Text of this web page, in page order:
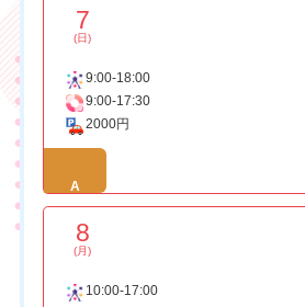
7
(日)
9:00-18:00
9:00-17:30
2000円
A
8
(月)
10:00-17:00